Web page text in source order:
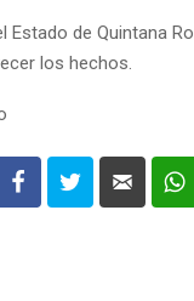
Estado de Quintana
los hechos.